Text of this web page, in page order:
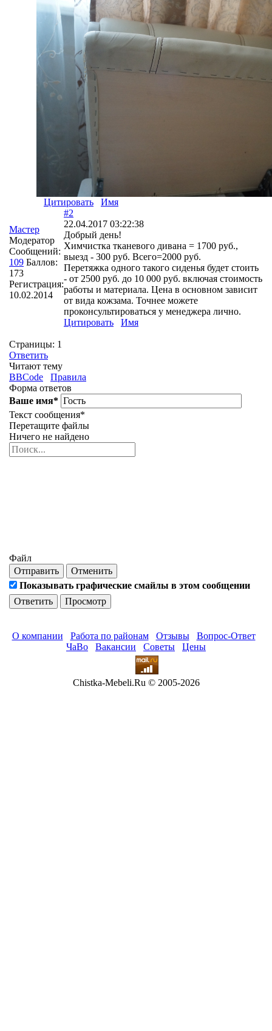
Цитировать Имя
Мастер
Модератор
Сообщений:
109 Баллов:
173
Регистрация:
10.02.2014
#2
22.04.2017 03:22:38
Добрый день!
Химчистка тканевого дивана = 1700 руб.,
выезд - 300 руб. Всего=2000 руб.
Перетяжка одного такого сиденья будет стоить
- от 2500 руб. до 10 000 руб. включая стоимость
работы и материала. Цена в основном зависит
от вида кожзама. Точнее можете
проконсультироваться у менеджера лично.
Цитировать
Имя
Страницы: 1
Ответить
Читают тему
BBCode
Правила
Форма ответов
Ваше имя*
Текст сообщения*
Перетащите файлы
Ничего не найдено
Файл
Отправить
Отменить
Показывать графические смайлы в этом сообщении
О компании Работа по районам Отзывы
Вопрос-Ответ
ЧаВо
Вакансии Советы Цены
Chistka-Mebeli.Ru © 2005-2026